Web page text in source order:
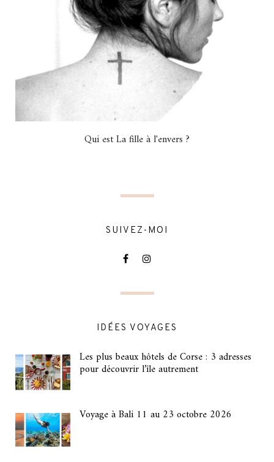
Qui est La fille à l'envers ?
SUIVEZ-MOI
IDÉES VOYAGES
Les plus beaux hôtels de Corse : 3 adresses
pour découvrir l’île autrement
Voyage à Bali 11 au 23 octobre 2026